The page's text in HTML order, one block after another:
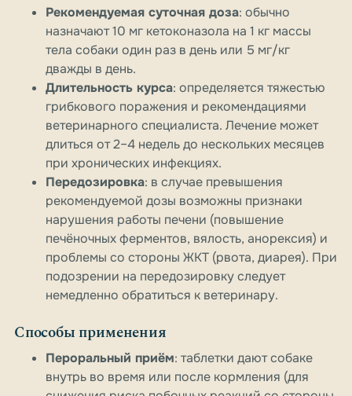
Рекомендуемая суточная доза: обычно
назначают 10 мг кетоконазола на 1 кг массы
тела собаки один раз в день или 5 мг/кг
дважды в день.
Длительность курса: определяется тяжестью
грибкового поражения и рекомендациями
ветеринарного специалиста. Лечение может
длиться от 2–4 недель до нескольких месяцев
при хронических инфекциях.
Передозировка: в случае превышения
рекомендуемой дозы возможны признаки
нарушения работы печени (повышение
печёночных ферментов, вялость, анорексия) и
проблемы со стороны ЖКТ (рвота, диарея). При
подозрении на передозировку следует
немедленно обратиться к ветеринару.
Способы применения
Пероральный приём: таблетки дают собаке
внутрь во время или после кормления (для